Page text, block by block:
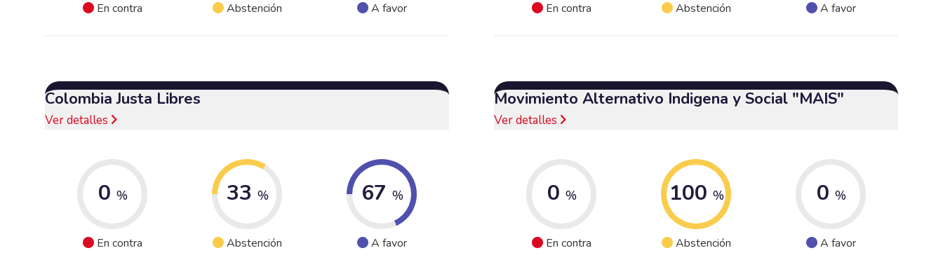
En contra Abstención A favor En contra Abstención A favor
Colombia Justa Libres
Ver detalles
0 %
En contra
33 %
Abstención
67 %
A favor
Movimiento Alternativo Indigena y Social "MAIS"
Ver detalles
0 %
En contra
100 %
Abstención
0 %
A favor